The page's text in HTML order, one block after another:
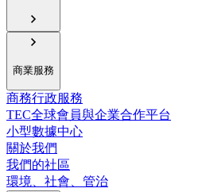
商業服務
商務行政服務
TEC全球會員與企業合作平台
小型數據中心
關於我們
我們的社區
環境、社會、管治